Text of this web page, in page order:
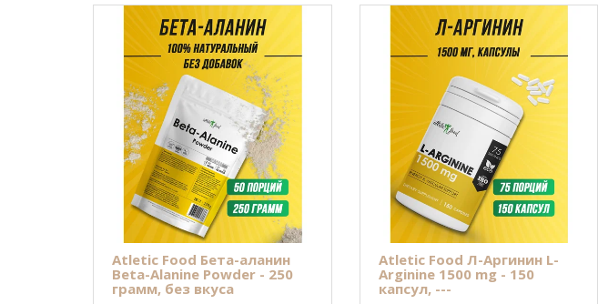
Atletic Food Бета-аланин
Beta-Alanine Powder - 250
грамм, без вкуса
Atletic Food Л-Аргинин L-
Arginine 1500 mg - 150
капсул, ---